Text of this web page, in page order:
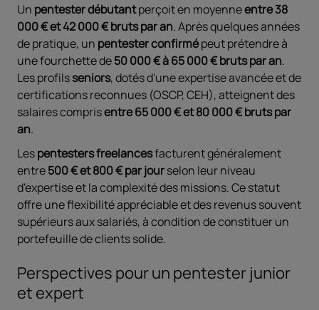
Un pentester débutantperçoit en moyenneentre 38
000 € et 42 000 € bruts par an. Après quelques années
de pratique, un pentester confirmépeut prétendre à
une fourchette de50 000 € à 65 000 € bruts par an.
Les profilsseniors, dotés d'une expertise avancée et de
certifications reconnues (OSCP, CEH), atteignent des
salaires comprisentre 65 000 € et 80 000 € bruts par
an.
Lespentesters freelancesfacturent généralement
entre500 € et 800 € par jourselon leur niveau
d'expertise et la complexité des missions. Ce statut
offre une flexibilité appréciable et des revenus souvent
supérieurs aux salariés, à condition de constituer un
portefeuille de clients solide.
Perspectives pour un pentester junior
et expert